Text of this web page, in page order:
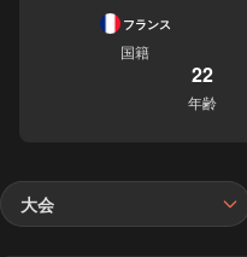
フランス
国籍
22
年齢
大会